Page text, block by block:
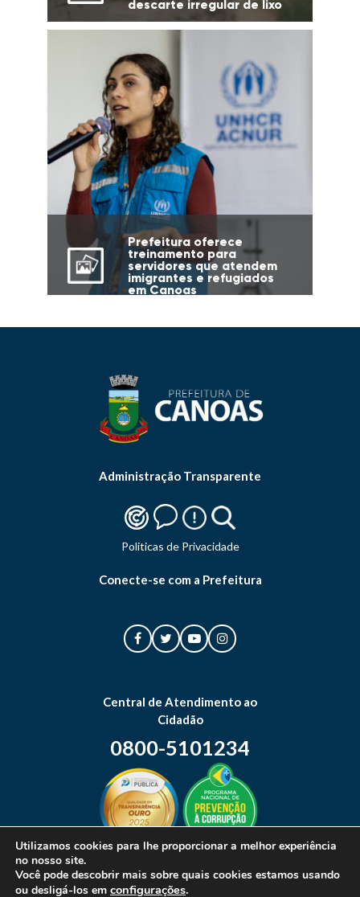
descarte irregular de lixo
Prefeitura oferece
treinamento para
servidores que atendem
imigrantes e refugiados
em Canoas
Administração Transparente
Politicas de Privacidade
Conecte-se com a Prefeitura
Central de Atendimento ao
Cidadão
0800-5101234
Utilizamos cookies para lhe proporcionar a melhor experiência
no nosso site.
Você pode descobrir mais sobre quais cookies estamos usando
ou desligá-los em configurações.